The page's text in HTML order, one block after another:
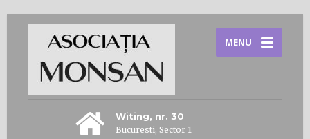
MENU
Witing, nr. 30
Bucuresti, Sector 1